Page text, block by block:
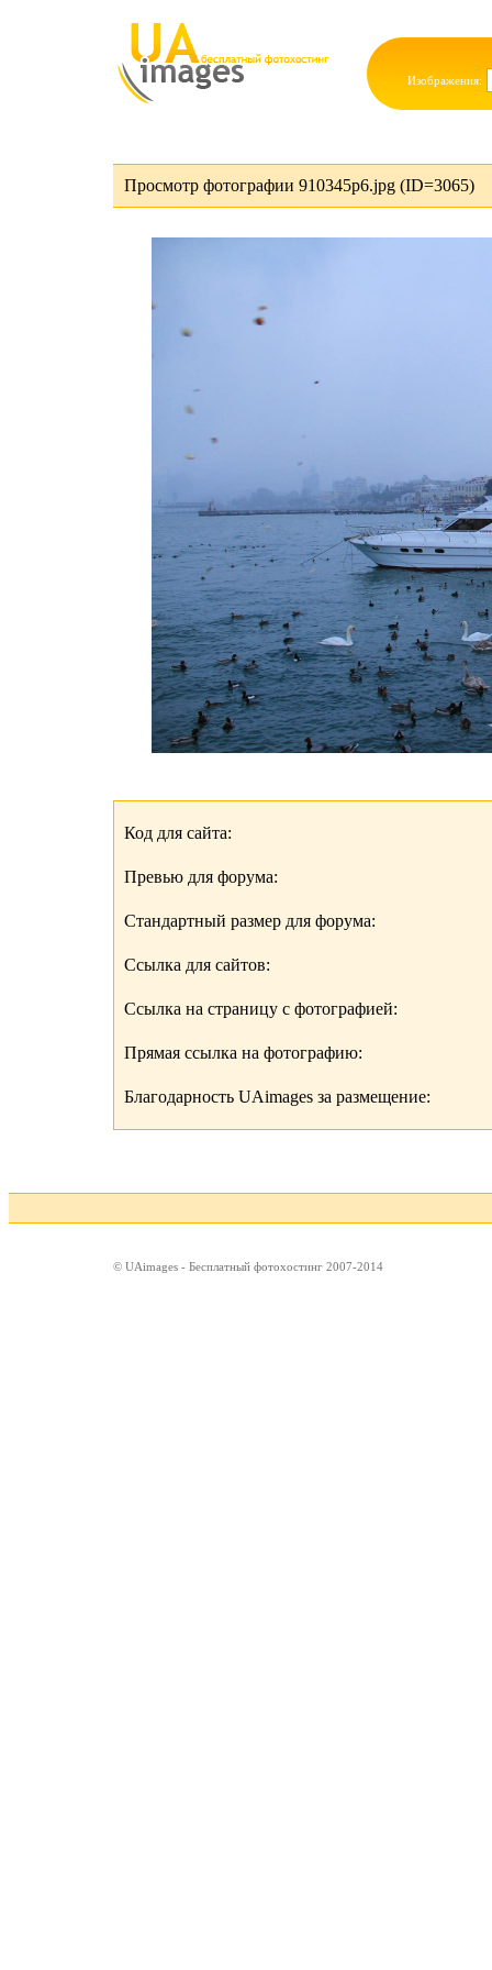
Изображения:
Просмотр фотографии 910345p6.jpg (ID=3065)
Код для сайта:
Превью для форума:
Стандартный размер для форума:
Ссылка для сайтов:
Ссылка на страницу с фотографией:
Прямая ссылка на фотографию:
Благодарность UAimages за размещение:
© UAimages - Бесплатный фотохостинг 2007-2014